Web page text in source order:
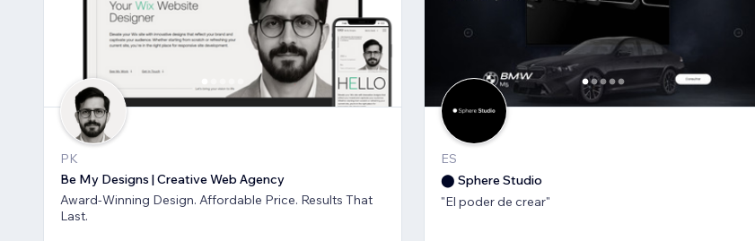
PK
Be My Designs | Creative Web Agency
Award-Winning Design. Affordable Price. Results That
Last.
ES
⬤ Sphere Studio
"El poder de crear"